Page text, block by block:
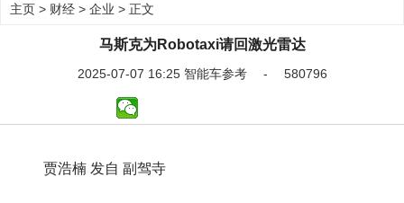
主页 > 财经 > 企业 > 正文
马斯克为Robotaxi请回激光雷达
2025-07-07 16:25 智能车参考 - 580796
贾浩楠 发自 副驾寺